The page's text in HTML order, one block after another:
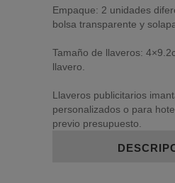
Empaque: 2 unidades
bolsa transparente y
Tamaño de llaveros:
llavero.
Llaveros publicitarios
personalizados o para
previo presupuesto.